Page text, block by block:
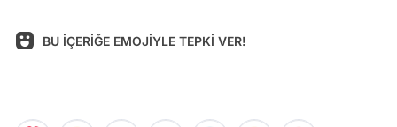
BU İÇERİĞE EMOJİYLE TEPKİ VER!